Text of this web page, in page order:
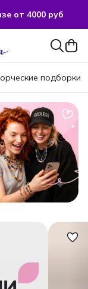
от 4000 руб
от 4000 руб
подборки